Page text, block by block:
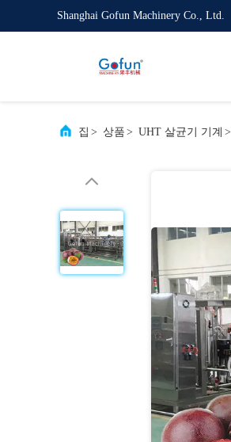
Shanghai Gofun Machinery Co., Ltd.
집 > 상품 > UHT 살균기 기계 >